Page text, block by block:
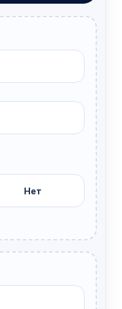
Нет